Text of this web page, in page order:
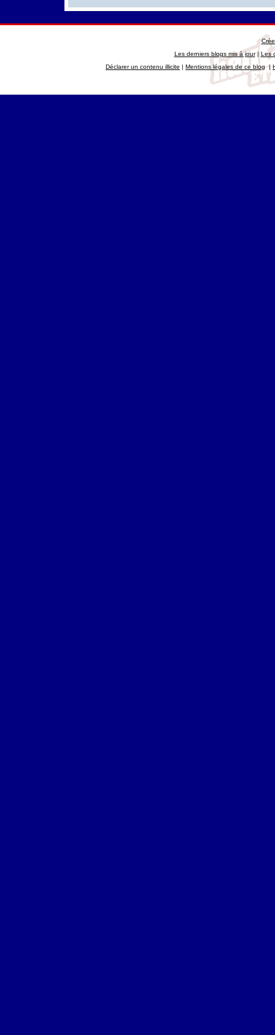
Les derniers blogs mis à jour|
Les
Déclarer un contenu illicite
Mentions légales de ce blog|